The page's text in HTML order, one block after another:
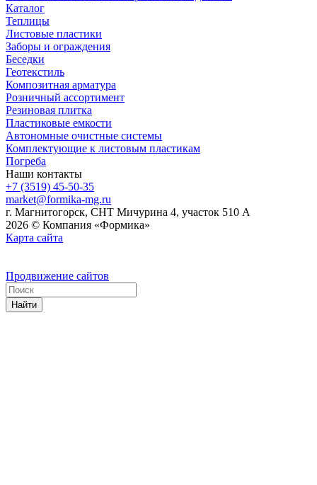
Каталог
Теплицы
Листовые пластики
Заборы и ограждения
Беседки
Геотекстиль
Композитная арматура
Розничный ассортимент
Резиновая плитка
Пластиковые емкости
Автономные очистные системы
Комплектующие к листовым пластикам
Погреба
Наши контакты
+7 (3519) 45-50-35
market@formika-mg.ru
г. Магнитогорск, СНТ Мичурина 4, участок 510 А
2026 © Компания «Формика»
Карта сайта
Продвижение сайтов
Найти